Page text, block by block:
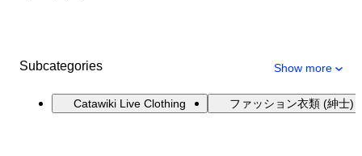
Subcategories Show more
Catawiki Live Clothing ファッション衣類 (紳士)